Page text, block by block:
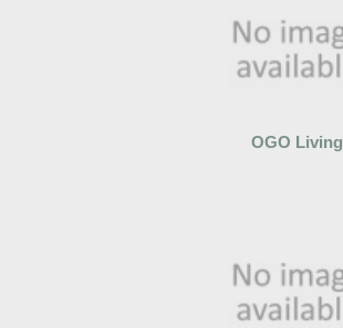
OGO Living